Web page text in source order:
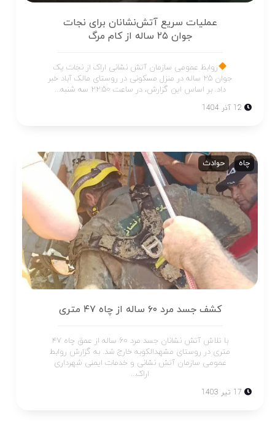
عملیات سریع آتش‌نشانان برای نجات
جوان ۲۵ ساله از کام مرگ
روابط عمومی سازمان آتش نشانی اراک از نجات یک
جوان ۲۵ ساله در منزل مسکونی در روستای مالک آباد خبر
داد. بر اساس این گزارش، در ساعت ۲۲:۵۰ سه شنبه...
12 آذر 1404
چاه حوادث
کشف جسد مرد ۶۰ ساله از چاه ۴۷ متری
با تلاش آتش نشانان جسد مرد ۶۰ ساله از عمق چاه ۴۷
متری در روستای مشهدالکوبه خارج شد. به گزارش روابط
عمومی سازمان آتش نشانی و خدمات ایمنی شهرداری
اراک...
17 تیر 1403